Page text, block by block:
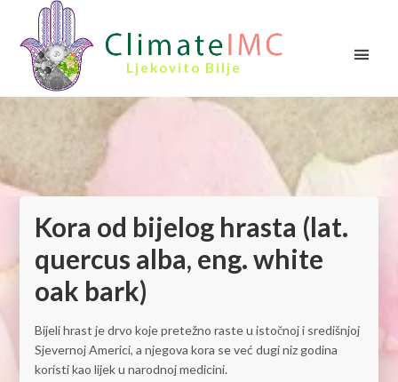
Ljekovito Bilje
Kora od bijelog hrasta (lat.
quercus alba, eng. white
oak bark)
Bijeli hrast je drvo koje pretežno raste u istočnoj i središnjoj
Sjevernoj Americi, a njegova kora se već dugi niz godina
koristi kao lijek u narodnoj medicini.